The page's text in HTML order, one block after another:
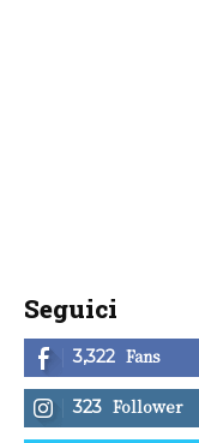
Seguici
3,322 Fans
323 Follower